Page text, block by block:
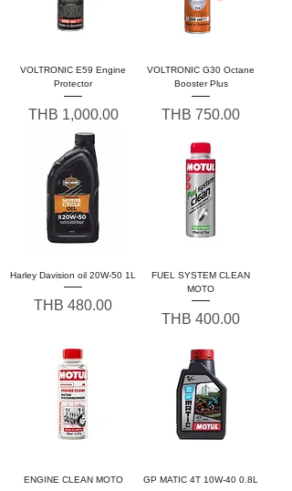
VOLTRONIC E59 Engine
Protector
Price
THB 1,000.00
VOLTRONIC G30 Octane
Booster Plus
Price
THB 750.00
Harley Davision oil 20W-50 1L
Price
THB 480.00
FUEL SYSTEM CLEAN
MOTO
Price
THB 400.00
ENGINE CLEAN MOTO GP MATIC 4T 10W-40 0.8L